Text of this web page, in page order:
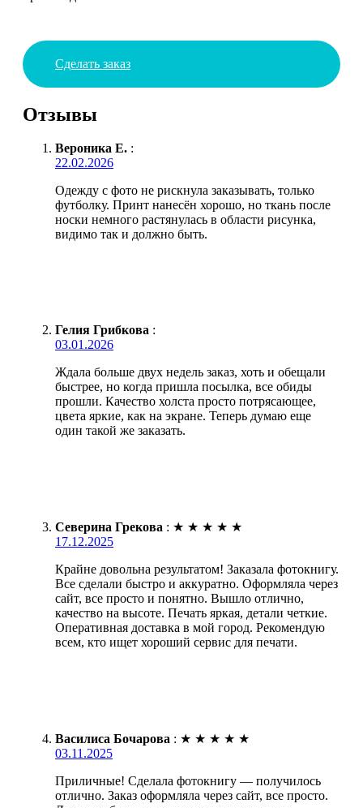
Сделать заказ
Отзывы
Вероника Е. :
22.02.2026
Одежду с фото не рискнула заказывать, только
футболку. Принт нанесён хорошо, но ткань после
носки немного растянулась в области рисунка,
видимо так и должно быть.
Гелия Грибкова :
03.01.2026
Ждала больше двух недель заказ, хоть и обещали
быстрее, но когда пришла посылка, все обиды
прошли. Качество холста просто потрясающее,
цвета яркие, как на экране. Теперь думаю еще
один такой же заказать.
Северина Грекова : ★ ★ ★ ★ ★
17.12.2025
Крайне довольна результатом! Заказала фотокнигу.
Все сделали быстро и аккуратно. Оформляла через
сайт, все просто и понятно. Вышло отлично,
качество на высоте. Печать яркая, детали четкие.
Оперативная доставка в мой город. Рекомендую
всем, кто ищет хороший сервис для печати.
Василиса Бочарова : ★ ★ ★ ★ ★
03.11.2025
Приличные! Сделала фотокнигу — получилось
отлично. Заказ оформляла через сайт, все просто.